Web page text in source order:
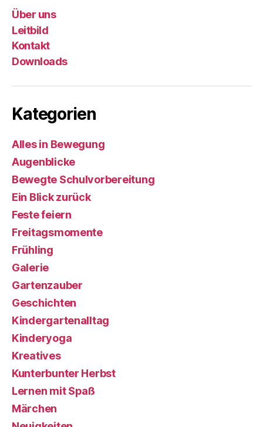
Über uns
Leitbild
Kontakt
Downloads
Kategorien
Alles in Bewegung
Augenblicke
Bewegte Schulvorbereitung
Ein Blick zurück
Feste feiern
Freitagsmomente
Frühling
Galerie
Gartenzauber
Geschichten
Kindergartenalltag
Kinderyoga
Kreatives
Kunterbunter Herbst
Lernen mit Spaß
Märchen